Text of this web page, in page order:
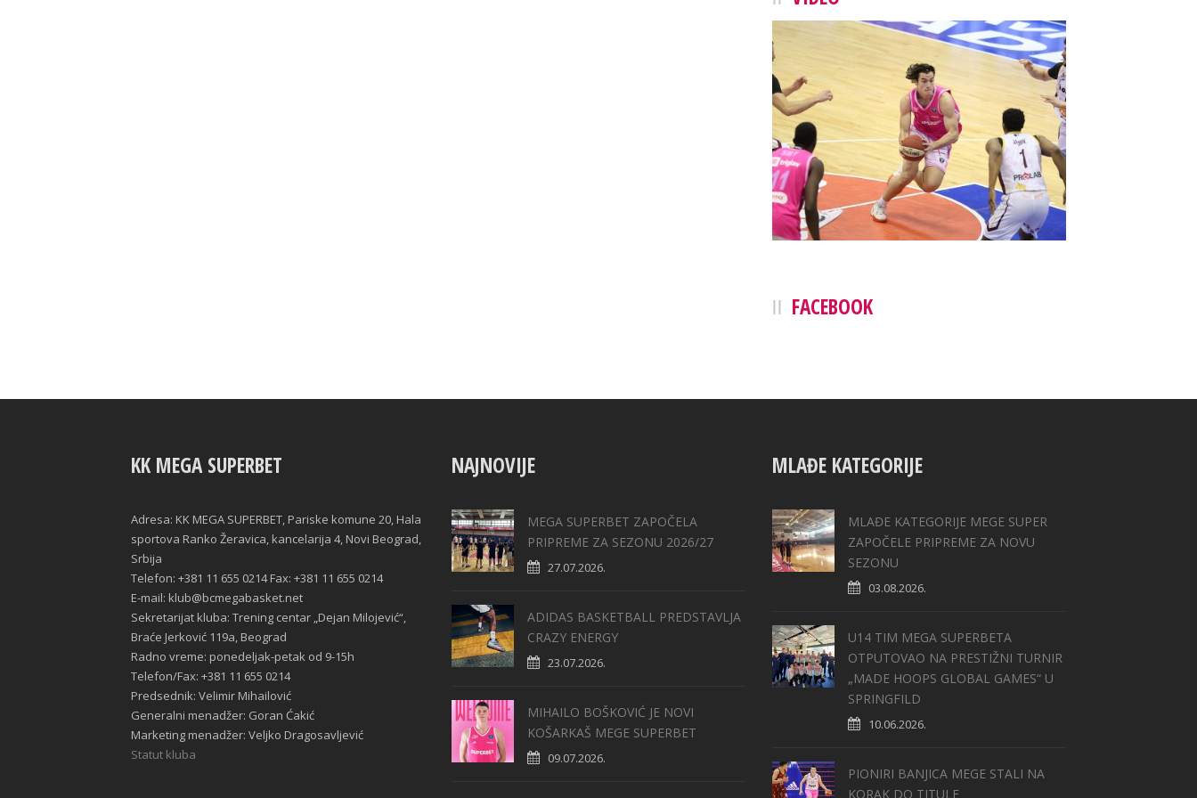
FACEBOOK
KK MEGA SUPERBET
Adresa: KK MEGA SUPERBET, Pariske komune 20, Hala
sportova Ranko Žeravica, kancelarija 4, Novi Beograd,
Srbija
Telefon: +381 11 655 0214 Fax: +381 11 655 0214
E-mail: klub@bcmegabasket.net
Sekretarijat kluba: Trening centar „Dejan Milojević“,
Braće Jerković 119a, Beograd
Radno vreme: ponedeljak-petak od 9-15h
Telefon/Fax: +381 11 655 0214
Predsednik: Velimir Mihailović
Generalni menadžer: Goran Ćakić
Marketing menadžer: Veljko Dragosavljević
Statut kluba
NAJNOVIJE
MEGA SUPERBET ZAPOČELA
PRIPREME ZA SEZONU 2026/27
27.07.2026.
ADIDAS BASKETBALL PREDSTAVLJA
CRAZY ENERGY
23.07.2026.
MIHAILO BOŠKOVIĆ JE NOVI
KOŠARKAŠ MEGE SUPERBET
09.07.2026.
MLAĐE KATEGORIJE
MLAĐE KATEGORIJE MEGE SUPER
ZAPOČELE PRIPREME ZA NOVU
SEZONU
03.08.2026.
U14 TIM MEGA SUPERBETA
OTPUTOVAO NA PRESTIŽNI TURNIR
„MADE HOOPS GLOBAL GAMES“ U
SPRINGFILD
10.06.2026.
PIONIRI BANJICA MEGE STALI NA
KORAK DO TITULE